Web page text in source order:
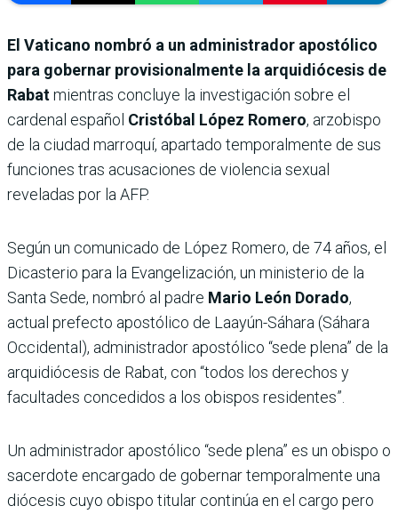
El Vaticano nombró a un administrador apostólico
para gobernar provisionalmente la arquidiócesis de
Rabatmientras concluye la investigación sobre el
cardenal español Cristóbal López Romero, arzobispo
de la ciudad marroquí, apartado temporalmente de sus
funciones tras acusaciones de violencia sexual
reveladas por la AFP.
Según un comunicado de López Romero, de 74 años, el
Dicasterio para la Evangelización, un ministerio de la
Santa Sede, nombró al padre Mario León Dorado,
actual prefecto apostólico de Laayún-Sáhara (Sáhara
Occidental), administrador apostólico “sede plena” de la
arquidiócesis de Rabat, con “todos los derechos y
facultades concedidos a los obispos residentes”.
Un administrador apostólico “sede plena” es un obispo o
sacerdote encargado de gobernar temporalmente una
diócesis cuyo obispo titular continúa en el cargo pero